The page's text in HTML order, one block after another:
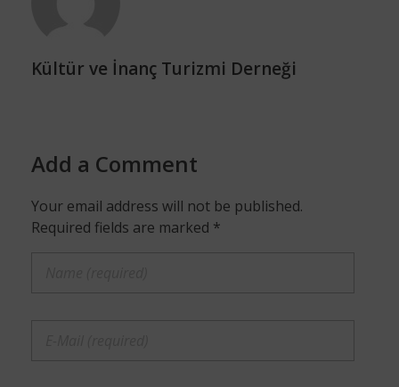
Kültür ve İnanç Turizmi Derneği
Add a Comment
Your email address will not be published.
Required fields are marked *